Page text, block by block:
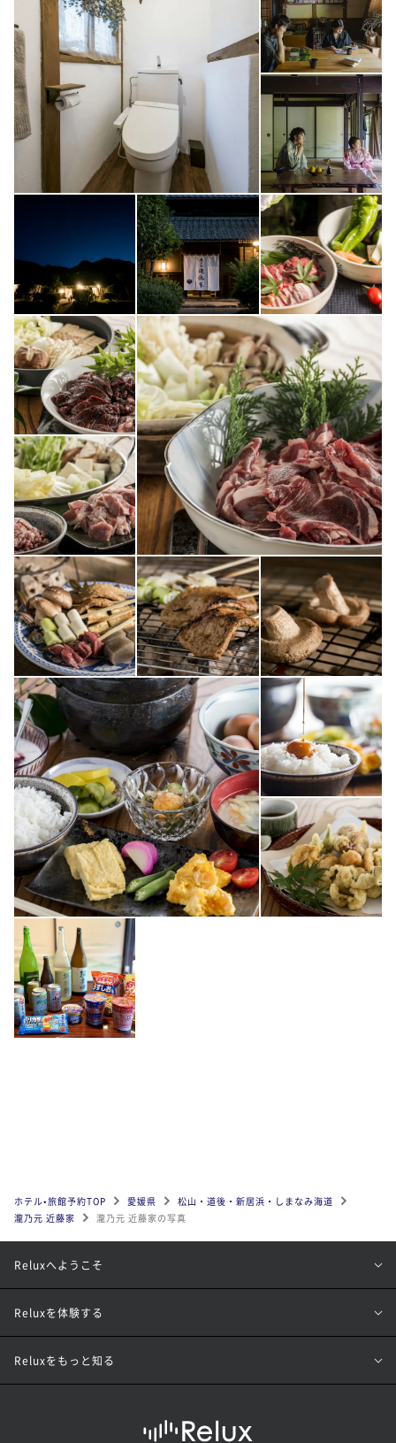
ホテル•旅館予約TOP 愛媛県
松山・道後・新居浜・しまなみ海道
瀧乃元 近藤家
瀧乃元 近藤家の写真
Reluxへようこそ
Reluxを体験する
Reluxをもっと知る